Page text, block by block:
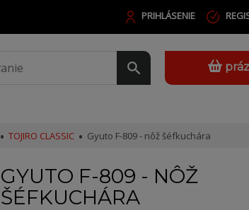
PRIHLÁSENIE
TOJIRO CLASSIC Gyuto F-809 - nôž šéfkuchára
GYUTO F-809 - NÔŽ
ŠÉFKUCHÁRA